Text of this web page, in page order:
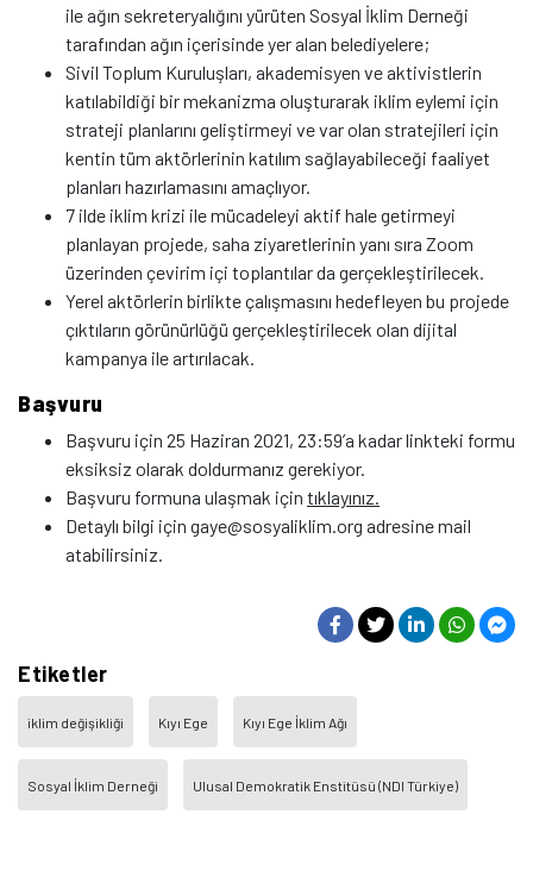
ile ağın sekreteryalığını yürüten Sosyal İklim Derneği
tarafından ağın içerisinde yer alan belediyelere;
Sivil Toplum Kuruluşları, akademisyen ve aktivistlerin
katılabildiği bir mekanizma oluşturarak iklim eylemi için
strateji planlarını geliştirmeyi ve var olan stratejileri için
kentin tüm aktörlerinin katılım sağlayabileceği faaliyet
planları hazırlamasını amaçlıyor.
7 ilde iklim krizi ile mücadeleyi aktif hale getirmeyi
planlayan projede, saha ziyaretlerinin yanı sıra Zoom
üzerinden çevirim içi toplantılar da gerçekleştirilecek.
Yerel aktörlerin birlikte çalışmasını hedefleyen bu projede
çıktıların görünürlüğü gerçekleştirilecek olan dijital
kampanya ile artırılacak.
Başvuru
Başvuru için 25 Haziran 2021, 23:59’a kadar linkteki formu
eksiksiz olarak doldurmanız gerekiyor.
Başvuru formuna ulaşmak için tıklayınız.
Detaylı bilgi için gaye@sosyaliklim.org adresine mail
atabilirsiniz.
Etiketler
iklim değişikliği Kıyı Ege Kıyı Ege İklim Ağı
Sosyal İklim Derneği Ulusal Demokratik Enstitüsü (NDI Türkiye)